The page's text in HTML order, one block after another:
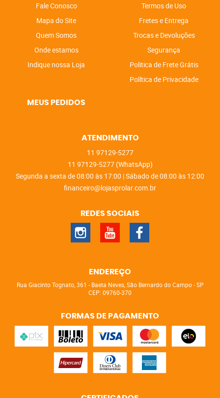
Fale Conosco
Mapa do Site
Quem Somos
Onde estamos
Indique nossa Loja
Termos de Uso
Fretes e Entrega
Trocas e Devoluções
Segurança
Politica de Frete Grátis
Política de Privacidade
MEUS PEDIDOS
ATENDIMENTO
11 97129-5277
11 97129-5277 (WhatsApp)
Segunda a sexta de 08:00 às 17:00 | Sábado de 08:00 às 12:00
financeiro@lojasprolar.com.br
REDES SOCIAIS
ENDEREÇO
Rua Giacinto Tognato, 361 - Baeta Neves, São Bernardo do Campo-SP
CEP: 09760-370
FORMAS DE PAGAMENTO